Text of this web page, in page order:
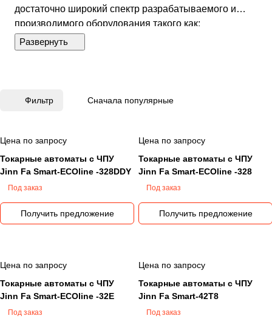
достаточно широкий спектр разрабатываемого и
производимого оборудования такого как:
автоматические токарные станки, станки с системой
ЧПУ, обрабатывающие центы с ЧПУ, автоматы
технологические инновации и лидирование в
станков.Станкоинком является официальным
дилером станков Jinnfa в России. В нашем каталоге
товаров Джинфа представлена большая часть
оборудования официального сайта Jinn
распространяются по всему миру. Каждый
произведенный станок отвечает высокому стандарту
Качество станков обеспечивается за счет тонкого
мастерства и многолетнего опыта производства, что
гарантирует пользователю высокую точность
обработки и производительность на протяжении
Фильтр Сначала популярные
Цена по запросу
Токарные автоматы с ЧПУ
Jinn Fa Smart-ECOline -328DDY
Под заказ
Получить предложение
Цена по запросу
Токарные автоматы с ЧПУ
Jinn Fa Smart-ECOline -328
Под заказ
Получить предложение
Цена по запросу
Токарные автоматы с ЧПУ
Jinn Fa Smart-ECOline -32E
Под заказ
Цена по запросу
Токарные автоматы с ЧПУ
Jinn Fa Smart-42T8
Под заказ